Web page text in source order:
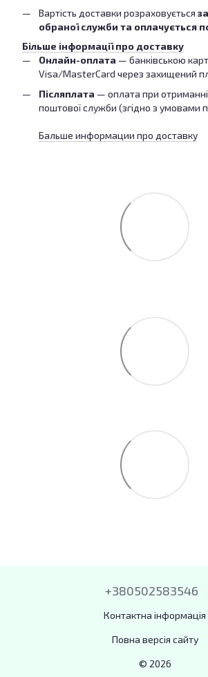
Вартість доставки розраховується
обраної служби та оплачується
Більше інформації про доставку
Онлайн-оплата — банківською
Visa/MasterCard через захищений
Післяплата — оплата при отриманні
поштової служби (згідно з умовами
Бальше информации про доставку
+380502583546
Контактна інформація
Повна версія сайту
© 2026